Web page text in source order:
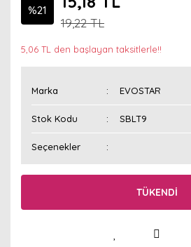
%21
19,22 TL
5,06 TL den başlayan taksitlerle!!
Marka EVOSTAR
Stok Kodu SBLT9
Seçenekler
TÜKENDİ